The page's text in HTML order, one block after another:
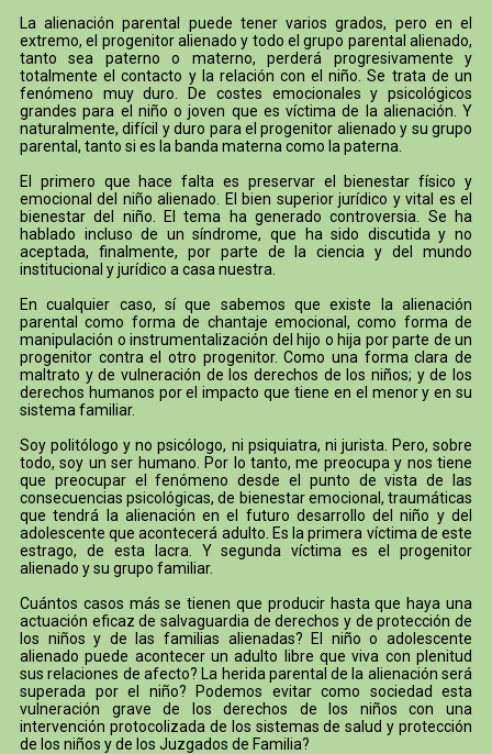
La alienación parental puede tener varios grados, pero en el
extremo, el progenitor alienado y todo el grupo parental alienado,
tanto sea paterno o materno, perderá progresivamente y
totalmente el contacto y la relación con el niño. Se trata de un
fenómeno muy duro. De costes emocionales y psicológicos
grandes para el niño o joven que es víctima de la alienación. Y
naturalmente, difícil y duro para el progenitor alienado y su grupo
parental, tanto si es la banda materna como la paterna.
El primero que hace falta es preservar el bienestar físico y
emocional del niño alienado. El bien superior jurídico y vital es el
bienestar del niño. El tema ha generado controversia. Se ha
hablado incluso de un síndrome, que ha sido discutida y no
aceptada, finalmente, por parte de la ciencia y del mundo
institucional y jurídico a casa nuestra.
En cualquier caso, sí que sabemos que existe la alienación
parental como forma de chantaje emocional, como forma de
manipulación o instrumentalización del hijo o hija por parte de un
progenitor contra el otro progenitor. Como una forma clara de
maltrato y de vulneración de los derechos de los niños; y de los
derechos humanos por el impacto que tiene en el menor y en su
sistema familiar.
Soy politólogo y no psicólogo, ni psiquiatra, ni jurista. Pero, sobre
todo, soy un ser humano. Por lo tanto, me preocupa y nos tiene
que preocupar el fenómeno desde el punto de vista de las
consecuencias psicológicas, de bienestar emocional, traumáticas
que tendrá la alienación en el futuro desarrollo del niño y del
adolescente que acontecerá adulto. Es la primera víctima de este
estrago, de esta lacra. Y segunda víctima es el progenitor
alienado y su grupo familiar.
Cuántos casos más se tienen que producir hasta que haya una
actuación eficaz de salvaguardia de derechos y de protección de
los niños y de las familias alienadas? El niño o adolescente
alienado puede acontecer un adulto libre que viva con plenitud
sus relaciones de afecto? La herida parental de la alienación será
superada por el niño? Podemos evitar como sociedad esta
vulneración grave de los derechos de los niños con una
intervención protocolizada de los sistemas de salud y protección
de los niños y de los Juzgados de Familia?